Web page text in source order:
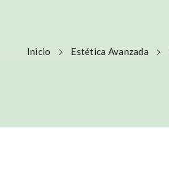
Inicio Estética Avanzada